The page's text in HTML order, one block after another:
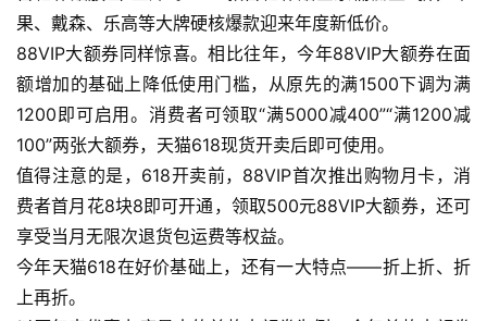
果、戴森、乐高等大牌硬核爆款迎来年度新低价。
88VIP大额券同样惊喜。相比往年，今年88VIP大额券在面
额增加的基础上降低使用门槛，从原先的满1500下调为满
1200即可启用。消费者可领取“满5000减400”“满1200减
100”两张大额券，天猫618现货开卖后即可使用。
值得注意的是，618开卖前，88VIP首次推出购物月卡，消
费者首月花8块8即可开通，领取500元88VIP大额券，还可
享受当月无限次退货包运费等权益。
今年天猫618在好价基础上，还有一大特点——折上折、折
上再折。